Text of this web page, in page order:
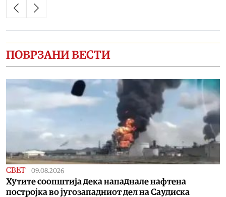
ПОВРЗАНИ ВЕСТИ
СВЕТ 09.08.2026
Хутите соопштија дека нападнале нафтена
постројка во југозападниот дел на Саудиска